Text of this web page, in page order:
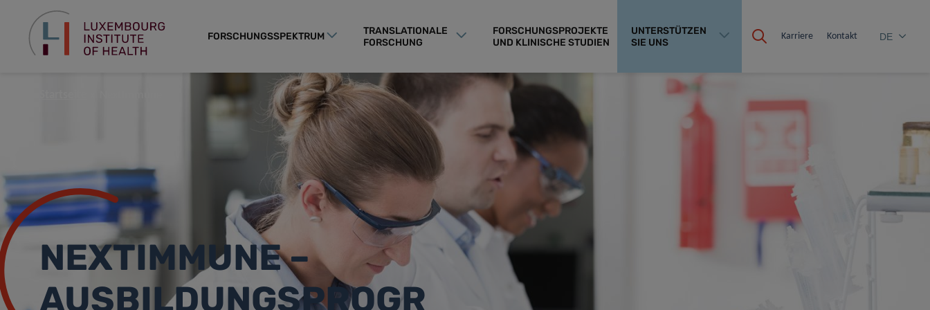
FORSCHUNGSSPEKTRUM
TRANSLATIONALE
FORSCHUNG
FORSCHUNGSPROJEKTE
UND KLINISCHE STUDIEN
UNTERSTÜTZEN
SIE UNS
Karriere Kontakt DE
NEXTIMMUNE –
AUSBILDUNGSPROGR